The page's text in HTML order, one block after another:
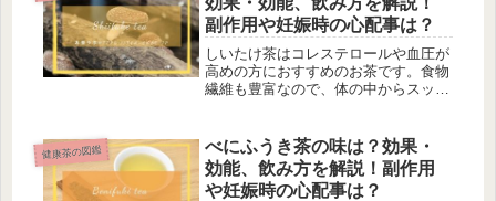
副作用や妊娠時の心配事は？
しいたけ茶はコレステロールや血圧が
高めの方におすすめのお茶です。食物
繊維も豊富なので、体の中からスッキ
代表格。もともと日本をはじめとする
東アジアや東南アジア、ニュージーラ
ンド...
健康茶の図鑑
べにふうき茶の味は？効果・
効能、飲み方を解説！副作用
や妊娠時の心配事は？